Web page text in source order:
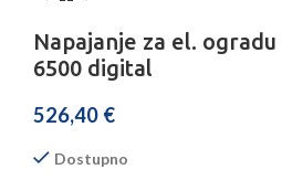
Napajanje za el.
6500 digital
526,40 €
Dostupno